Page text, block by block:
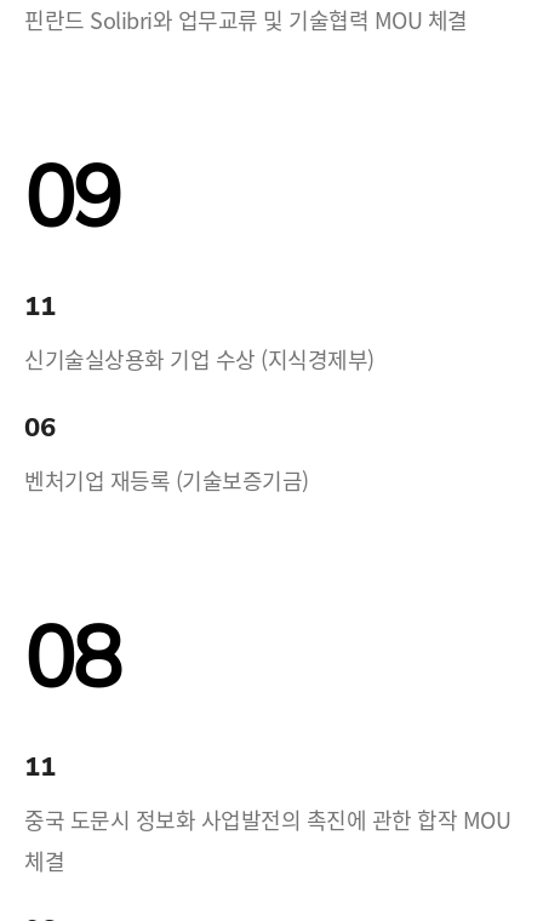
핀란드 Solibri와 업무교류 및 기술협력 MOU 체결
09
11
신기술실상용화 기업 수상 (지식경제부)
06
벤처기업 재등록 (기술보증기금)
08
11
중국 도문시 정보화 사업발전의 촉진에 관한 합작 MOU
체결